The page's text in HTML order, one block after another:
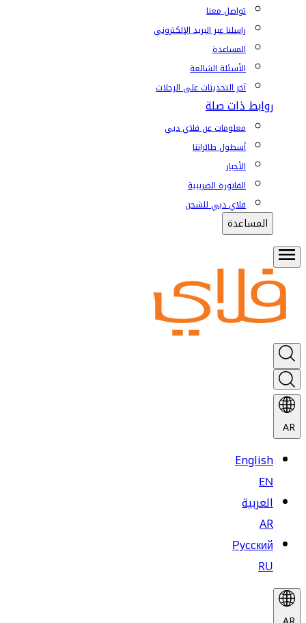
تواصل معنا
راسلنا عبر البريد الإلكتروني
المساعدة
الأسئلة الشائعة
آخر التحديثات على الرحلات
روابط ذات صلة
معلومات عن فلاي دبي
أسطول طائراتنا
الأخبار
الفاتورة الضريبية
فلاي دبي للشحن
المساعدة
AR
English
EN
العربية
AR
Русский
RU